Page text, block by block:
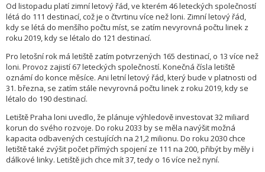
Od listopadu platí zimní letový řád, ve kterém 46 leteckých společností
létá do 111 destinací, což je o čtvrtinu více než loni. Zimní letový řád,
kdy se létá do menšího počtu míst, se zatím nevyrovná počtu linek z
roku 2019, kdy se létalo do 121 destinací.
Pro letošní rok má letiště zatím potvrzených 165 destinací, o 13 více než
loni. Provoz zajistí 67 leteckých společností. Konečná čísla letiště
oznámí do konce měsíce. Ani letní letový řád, který bude v platnosti od
31. března, se zatím stále nevyrovná počtu linek z roku 2019, kdy se
létalo do 190 destinací.
Letiště Praha loni uvedlo, že plánuje výhledově investovat 32 miliard
korun do svého rozvoje. Do roku 2033 by se měla navýšit možná
kapacita odbavených cestujících na 21,2 milionu. Do roku 2030 chce
letiště také zvýšit počet přímých spojení ze 111 na 200, přibýt by měly i
dálkové linky. Letiště jich chce mít 37, tedy o 16 více než nyní.